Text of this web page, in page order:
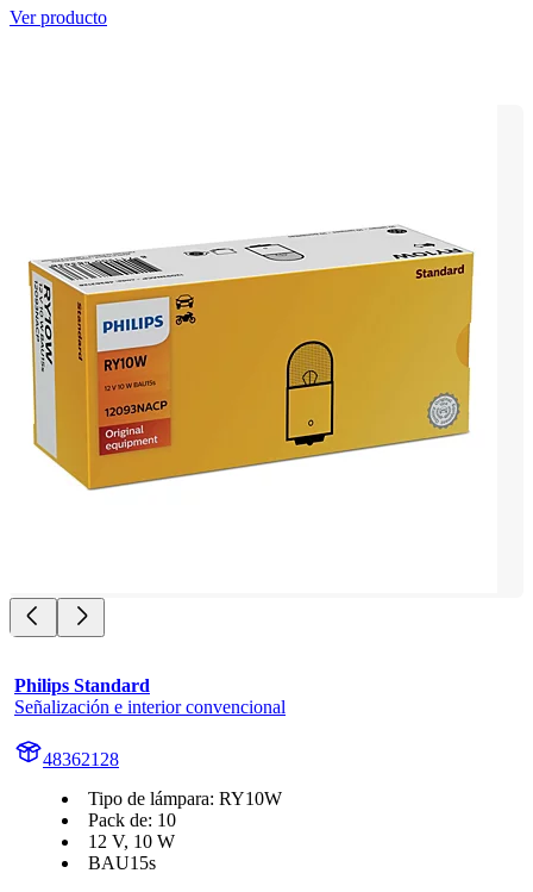
Ver producto
Philips Standard
Señalización e interior convencional
48362128
Tipo de lámpara: RY10W
Pack de: 10
12 V, 10 W
BAU15s